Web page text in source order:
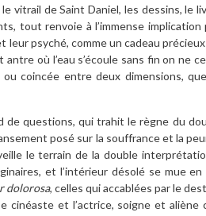
vitrail de Saint Daniel, les dessins, le
tout renvoie à l’immense implication
psyché, comme un cadeau
où l’eau s’écoule sans fin on ne
coincée entre deux dimensions,
questions, qui trahit le règne du
posé sur la souffrance et la
le terrain de la double
et l’intérieur désolé se mue
dolorosa, celles qui accablées par le
cinéaste et l’actrice, soigne et aliène